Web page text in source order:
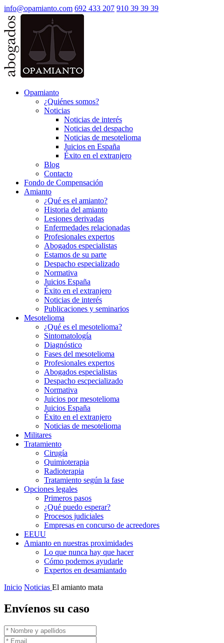
info@opamianto.com 692 433 207 910 39 39 39
Opamianto
¿Quiénes somos?
Noticias
Noticias de interés
Noticias del despacho
Noticias de mesotelioma
Juicios en España
Éxito en el extranjero
Blog
Contacto
Fondo de Compensación
Amianto
¿Qué es el amianto?
Historia del amianto
Lesiones derivadas
Enfermedades relacionadas
Profesionales expertos
Abogados especialistas
Estamos de su parte
Despacho especializado
Normativa
Juicios España
Éxito en el extranjero
Noticias de interés
Publicaciones y seminarios
Mesotelioma
¿Qué es el mesotelioma?
Sintomatología
Diagnóstico
Fases del mesotelioma
Profesionales expertos
Abogados especialistas
Despacho escpecializado
Normativa
Juicios por mesotelioma
Juicios España
Éxito en el extranjero
Noticias de mesotelioma
Militares
Tratamiento
Cirugía
Quimioterapia
Radioterapia
Tratamiento según la fase
Opciones legales
Primeros pasos
¿Qué puedo esperar?
Procesos judiciales
Empresas en concurso de acreedores
EEUU
Amianto en nuestras proximidades
Lo que nunca hay que hacer
Cómo podemos ayudarle
Expertos en desamiantado
Inicio Noticias El amianto mata
Envíenos su caso